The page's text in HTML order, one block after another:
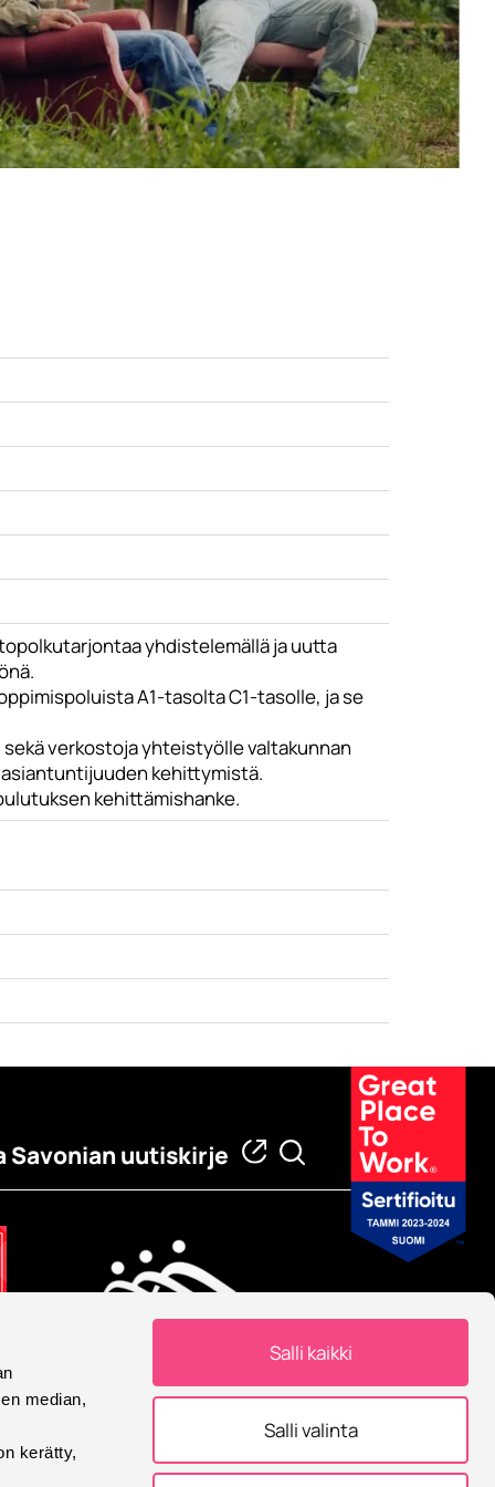
median,
kerätty,
Salli kaikki
Salli valinta
yhdistelemällä ja uutta
A1-tasolta C1-tasolle, ja se
verkostoja yhteistyölle valtakunnan
kehittymistä.
kehittämishanke.
Savonian uutiskirje
Eurooppalainen yliopisto
Eurooppalainen yliopisto -
allianssissa.